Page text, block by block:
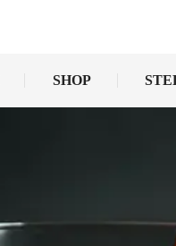
SHOP